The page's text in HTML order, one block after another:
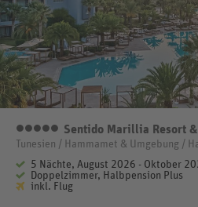
5 Sterne
Sentido Marillia Resort &
Tunesien / Hammamet & Umgebung /
5 Nächte, August 2026 - Oktober
Doppelzimmer, Halbpension Plus
inkl. Flug